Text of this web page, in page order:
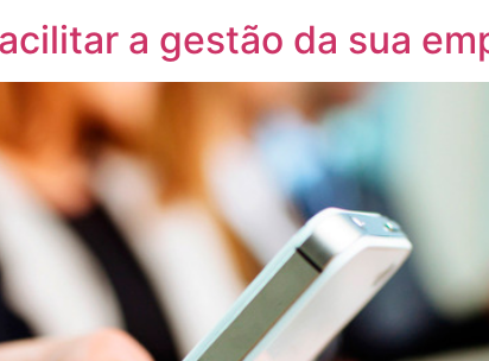
a gestão da sua